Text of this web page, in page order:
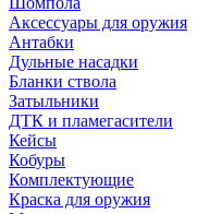
Аксессуары для оружия
Антабки
Дульные насадки
Бланки ствола
Затыльники
ДТК и пламегасители
Кейсы
Кобуры
Комплектующие
Краска для оружия